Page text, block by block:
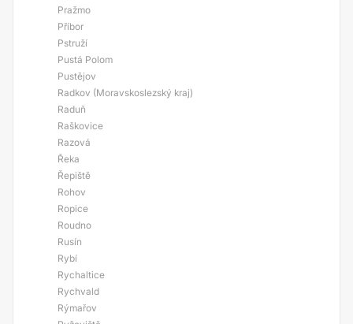
Pražmo
Příbor
Pstruží
Pustá Polom
Pustějov
Radkov (Moravskoslezský kraj)
Raduň
Raškovice
Razová
Řeka
Řepiště
Rohov
Ropice
Roudno
Rusín
Rybí
Rychaltice
Rychvald
Rýmařov